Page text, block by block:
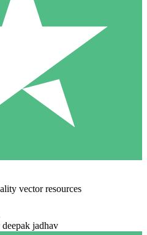
vector resources
deepak jadhav